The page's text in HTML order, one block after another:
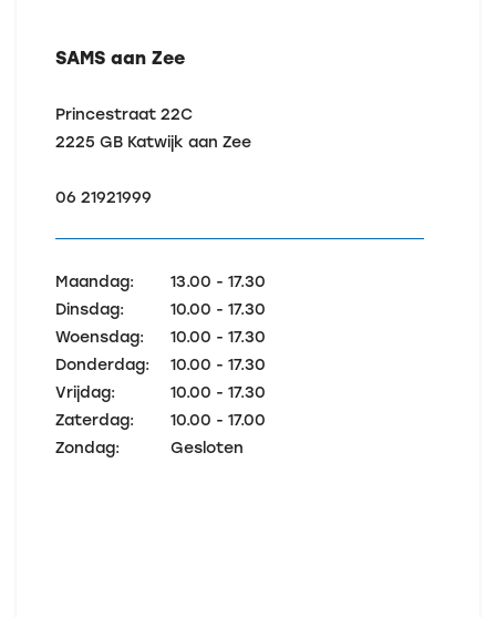
SAMS aan Zee
Princestraat 22C
2225 GB Katwijk aan Zee
06 21921999
Maandag:
13.00 - 17.30
Dinsdag:
10.00 - 17.30
Woensdag:
10.00 - 17.30
Donderdag:
10.00 - 17.30
Vrijdag:
10.00 - 17.30
Zaterdag:
10.00 - 17.00
Zondag:
Gesloten